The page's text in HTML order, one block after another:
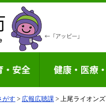
がす > 広報広聴課 > 上尾ライオン